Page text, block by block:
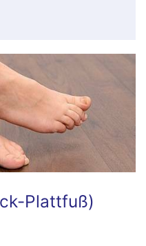
Plattfuß)